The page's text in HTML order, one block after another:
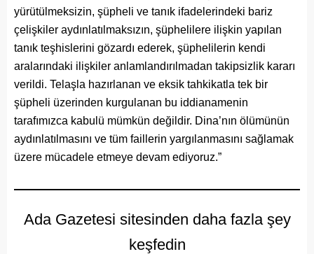
yürütülmeksizin, şüpheli ve tanık ifadelerindeki bariz
çelişkiler aydınlatılmaksızın, şüphelilere ilişkin yapılan
tanık teşhislerini gözardı ederek, şüphelilerin kendi
aralarındaki ilişkiler anlamlandırılmadan takipsizlik kararı
verildi. Telaşla hazırlanan ve eksik tahkikatla tek bir
şüpheli üzerinden kurgulanan bu iddianamenin
tarafımızca kabulü mümkün değildir. Dina’nın ölümünün
aydınlatılmasını ve tüm faillerin yargılanmasını sağlamak
üzere mücadele etmeye devam ediyoruz.”
Ada Gazetesi sitesinden daha fazla şey
keşfedin